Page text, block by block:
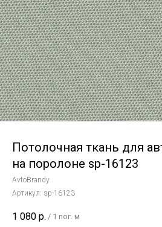
Потолочная ткань для
на поролоне sp-16123
AvtoBrandy
Артикул: sp-16123
1 080 р. / 1 пог. м